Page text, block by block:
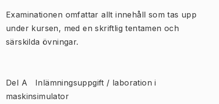
Examinationen omfattar allt innehåll som tas upp
under kursen, med en skriftlig tentamen och
särskilda övningar.
Del A
Inlämningsuppgift / laboration i
maskinsimulator